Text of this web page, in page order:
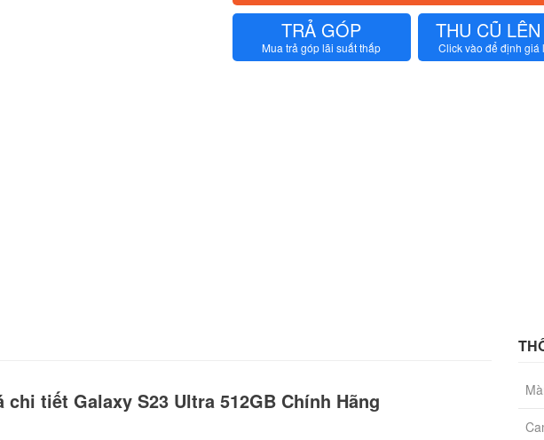
TRẢ GÓP
Mua trả góp lãi suất thấp
THU CŨ
Click vào để định giá
chi tiết Galaxy S23 Ultra 512GB Chính Hãng